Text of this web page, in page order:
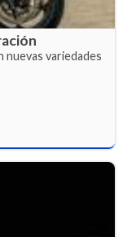
nuevas variedades